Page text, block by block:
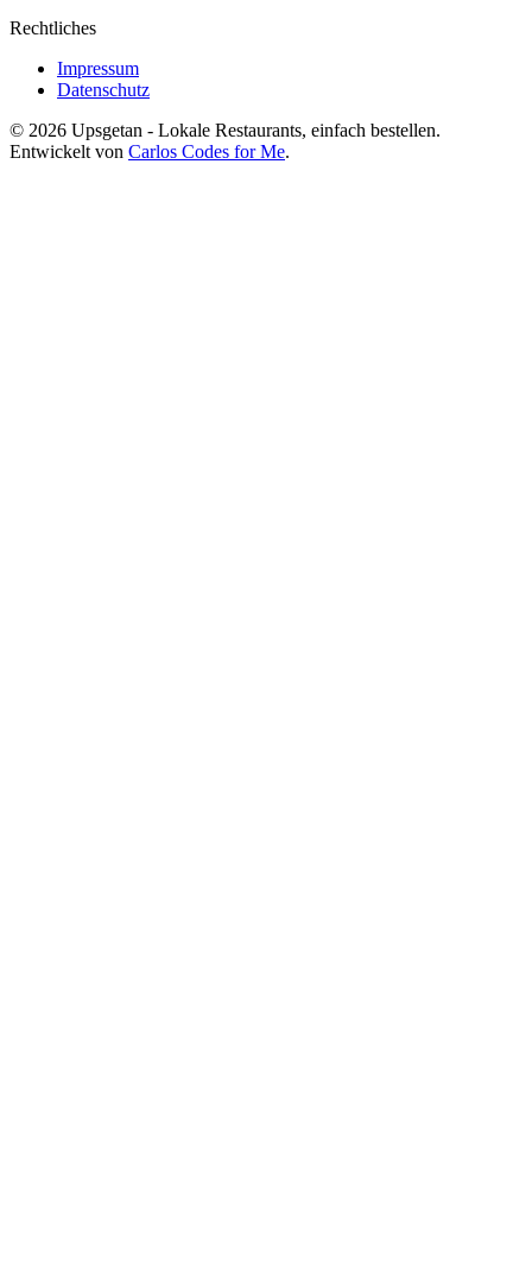
Rechtliches
Impressum
Datenschutz
© 2026 Upsgetan - Lokale Restaurants, einfach bestellen.
Entwickelt von Carlos Codes for Me.